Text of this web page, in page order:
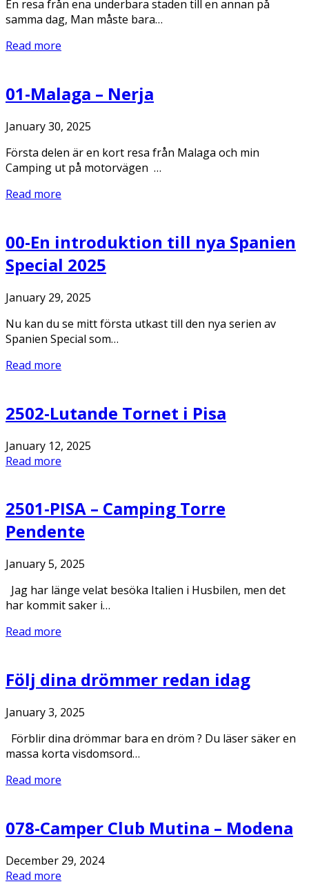
En resa från ena underbara staden till en annan på
samma dag, Man måste bara…
Read more
01-Malaga – Nerja
January 30, 2025
Första delen är en kort resa från Malaga och min
Camping ut på motorvägen …
Read more
00-En introduktion till nya Spanien
Special 2025
January 29, 2025
Nu kan du se mitt första utkast till den nya serien av
Spanien Special som…
Read more
2502-Lutande Tornet i Pisa
January 12, 2025
Read more
2501-PISA – Camping Torre
Pendente
January 5, 2025
Jag har länge velat besöka Italien i Husbilen, men det
har kommit saker i…
Read more
Följ dina drömmer redan idag
January 3, 2025
Förblir dina drömmar bara en dröm ? Du läser säker en
massa korta visdomsord…
Read more
078-Camper Club Mutina – Modena
December 29, 2024
Read more